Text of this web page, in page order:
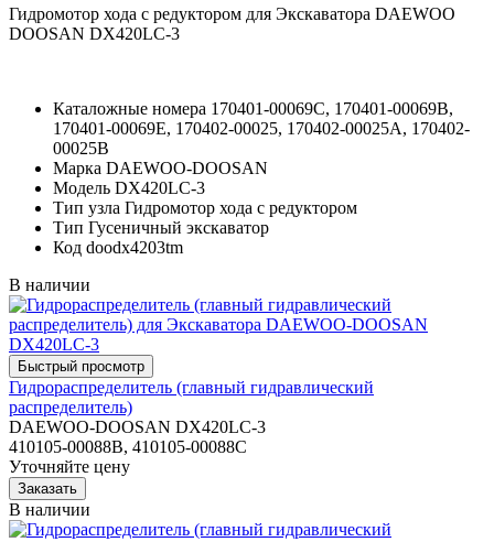
Гидромотор хода с редуктором для Экскаватора DAEWOO
DOOSAN DX420LC-3
Каталожные номера 170401-00069C, 170401-00069B,
170401-00069E, 170402-00025, 170402-00025A, 170402-
00025B
Марка DAEWOO-DOOSAN
Модель DX420LC-3
Тип узла Гидромотор хода с редуктором
Тип Гусеничный экскаватор
Код doodx4203tm
В наличии
Гидрораспределитель (главный гидравлический
распределитель)
DAEWOO-DOOSAN DX420LC-3
410105-00088B, 410105-00088C
Уточняйте цену
В наличии